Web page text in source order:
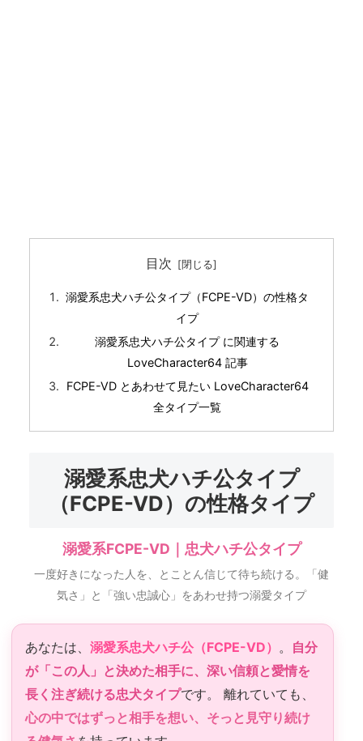
目次
溺愛系忠犬ハチ公タイプ（FCPE-VD）の性格タ
イプ
溺愛系忠犬ハチ公タイプ に関連する
LoveCharacter64 記事
FCPE-VD とあわせて見たい LoveCharacter64
全タイプ一覧
溺愛系忠犬ハチ公タイプ
（FCPE-VD）の性格タイプ
溺愛系FCPE-VD｜忠犬ハチ公タイプ
一度好きになった人を、とことん信じて待ち続ける。「健
気さ」と「強い忠誠心」をあわせ持つ溺愛タイプ
あなたは、 溺愛系忠犬ハチ公（FCPE-VD） 。 自分
が「この人」と決めた相手に、深い信頼と愛情を
長く注ぎ続ける忠犬タイプです。 離れていても、
心の中ではずっと相手を想い、そっと見守り続け